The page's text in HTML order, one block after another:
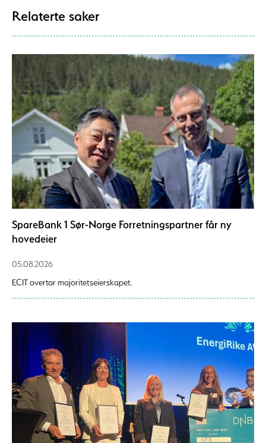
Relaterte saker
SpareBank 1 Sør-Norge Forretningspartner får ny
hovedeier
05.08.2026
ECIT overtar majoritetseierskapet.